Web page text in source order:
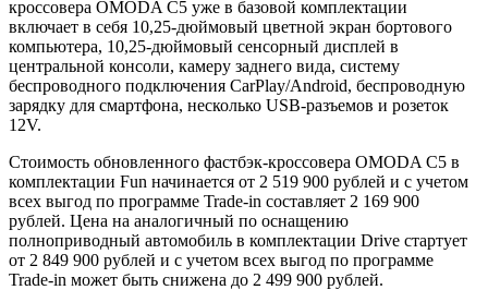
кроссовера OMODA C5 уже в базовой комплектации
включает в себя 10,25-дюймовый цветной экран бортового
компьютера, 10,25-дюймовый сенсорный дисплей в
центральной консоли, камеру заднего вида, систему
беспроводного подключения CarPlay/Android, беспроводную
зарядку для смартфона, несколько USB-разъемов и розеток
12V.
Стоимость обновленного фастбэк-кроссовера OMODA C5 в
комплектации Fun начинается от 2 519 900 рублей и с учетом
всех выгод по программе Trade-in составляет 2 169 900
рублей. Цена на аналогичный по оснащению
полноприводный автомобиль в комплектации Drive стартует
от 2 849 900 рублей и с учетом всех выгод по программе
Trade-in может быть снижена до 2 499 900 рублей.